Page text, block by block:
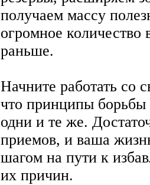
получаем массу
огромное
раньше.
Начните работать со
что принципы борьбы
одни и те же.
приемов, и ваша
шагом на пути к
их причин.